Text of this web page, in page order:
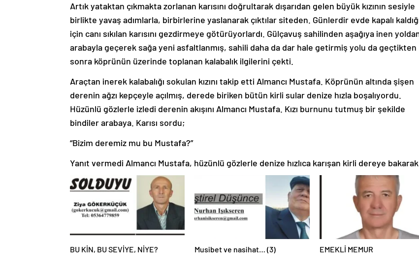
Artık yataktan çıkmakta zorlanan karısını doğrultarak dışarıdan gelen büyük kızının sesiyle
birlikte yavaş adımlarla, birbirlerine yaslanarak çıktılar siteden. Günlerdir evde kapalı
için canı sıkılan karısını gezdirmeye götürüyorlardı. Gülçavuş sahilinden aşağıya inen
arabayla geçerek sağa yeni asfaltlanmış, sahili daha da dar hale getirmiş yolu da geçtikten
sonra köprünün üzerinde toplanan kalabalık ilgilerini çekti.
Araçtan inerek kalabalığı sokulan kızını takip etti Almancı Mustafa. Köprünün altında şişen
derenin ağzı kepçeyle açılmış, derede biriken bütün kirli sular denize hızla boşalıyordu.
Hüzünlü gözlerle izledi derenin akışını Almancı Mustafa. Kızı burnunu tutmuş bir şekilde
bindiler arabaya. Karısı sordu;
“Bizim deremiz mu bu Mustafa?”
Yanıt vermedi Almancı Mustafa, hüzünlü gözlerle denize hızlıca karışan kirli dereye
BU KİN, BU SEVİYE, NİYE? Musibet ve nasihat… (3) EMEKLİ MEMUR